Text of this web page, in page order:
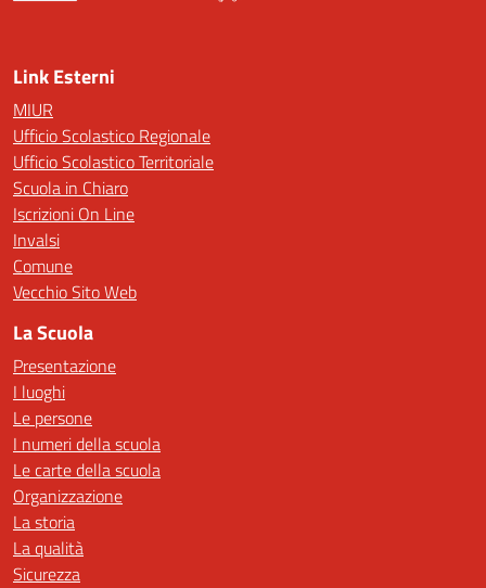
Link Esterni
MIUR
Ufficio Scolastico Regionale
Ufficio Scolastico Territoriale
Scuola in Chiaro
Iscrizioni On Line
Invalsi
Comune
Vecchio Sito Web
La Scuola
Presentazione
I luoghi
Le persone
I numeri della scuola
Le carte della scuola
Organizzazione
La storia
La qualità
Sicurezza